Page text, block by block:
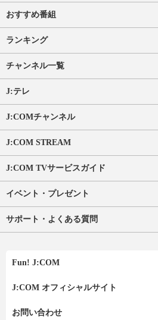
おすすめ番組
ランキング
チャンネル一覧
J:テレ
J:COMチャンネル
J:COM STREAM
J:COM TVサービスガイド
イベント・プレゼント
サポート・よくある質問
Fun! J:COM
J:COM オフィシャルサイト
お問い合わせ